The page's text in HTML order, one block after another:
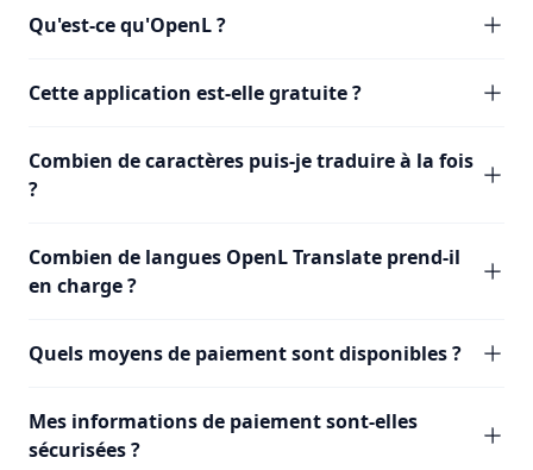
Qu'est-ce qu'OpenL ?
Cette application est-elle gratuite ?
Combien de caractères puis-je traduire à la fois
?
Combien de langues OpenL Translate prend-il
en charge ?
Quels moyens de paiement sont disponibles ?
Mes informations de paiement sont-elles
sécurisées ?